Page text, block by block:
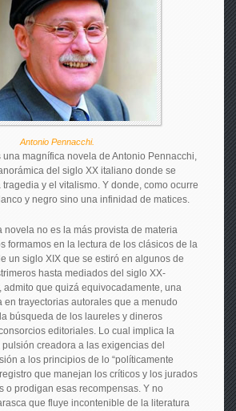
Antonio Pennacchi.
una magnífica novela de Antonio Pennacchi,
del siglo XX italiano donde se
y el vitalismo. Y donde, como ocurre
y negro sino una infinidad de matices.
novela no es la más provista de materia
formamos en la lectura de los clásicos de la
un siglo XIX que se estiró en algunos de
hasta mediados del siglo XX-
admito que quizá equivocadamente, una
en trayectorias autorales que a menudo
búsqueda de los laureles y dineros
editoriales. Lo cual implica la
creadora a las exigencias del
a los principios de lo “políticamente
que manejan los críticos y los jurados
o prodigan esas recompensas. Y no
que fluye incontenible de la literatura